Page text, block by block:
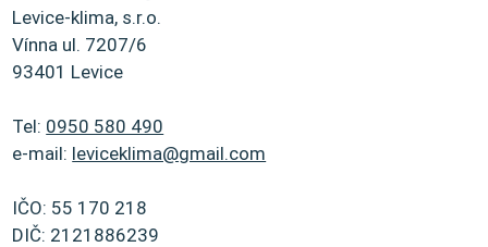
Levice-klima, s.r.o.
Vínna ul. 7207/6
93401 Levice
Tel: 0950 580 490
e-mail: leviceklima@gmail.com
IČO: 55 170 218
DIČ: 2121886239